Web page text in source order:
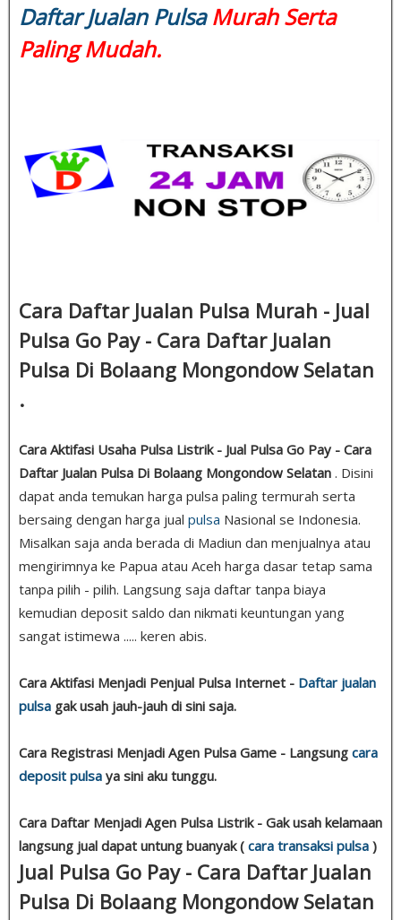
Daftar Jualan PulsaMurah Serta
Paling Mudah.
Cara Daftar Jualan Pulsa Murah - Jual
Pulsa Go Pay - Cara Daftar Jualan
Pulsa Di Bolaang Mongondow Selatan
.
Cara Aktifasi Usaha Pulsa Listrik - Jual Pulsa Go Pay - Cara
Daftar Jualan Pulsa Di Bolaang Mongondow Selatan . Disini
dapat anda temukan harga pulsa paling termurah serta
bersaing dengan harga jual pulsa Nasional se Indonesia.
Misalkan saja anda berada di Madiun dan menjualnya atau
mengirimnya ke Papua atau Aceh harga dasar tetap sama
tanpa pilih - pilih. Langsung saja daftar tanpa biaya
kemudian deposit saldo dan nikmati keuntungan yang
sangat istimewa ..... keren abis.
Cara Aktifasi Menjadi Penjual Pulsa Internet - Daftar jualan
pulsa gak usah jauh-jauh di sini saja.
Cara Registrasi Menjadi Agen Pulsa Game - Langsung cara
deposit pulsa ya sini aku tunggu.
Cara Daftar Menjadi Agen Pulsa Listrik - Gak usah kelamaan
langsung jual dapat untung buanyak ( cara transaksi pulsa )
Jual Pulsa Go Pay - Cara Daftar Jualan
Pulsa Di Bolaang Mongondow Selatan